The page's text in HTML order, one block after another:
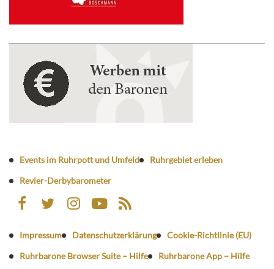
Events im Ruhrpott und Umfeld
Ruhrgebiet erleben
Revier-Derbybarometer
Impressum Datenschutzerklärung
Cookie-Richtlinie (EU)
Ruhrbarone Browser Suite – Hilfe
Ruhrbarone App – Hilfe